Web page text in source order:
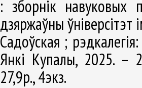
: зборнік навуковых
дзяржаўны
Садоўская ;
Янкі Купалы, 2025. –
27,9р., 4экз.